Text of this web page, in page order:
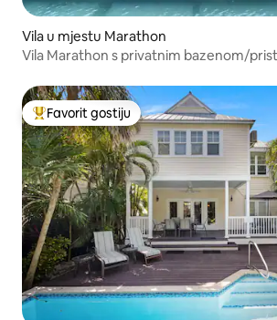
Vila u mjestu Marathon
Vila Marathon s privatnim bazenom/
Glavni favorit gostiju
Favorit gostiju